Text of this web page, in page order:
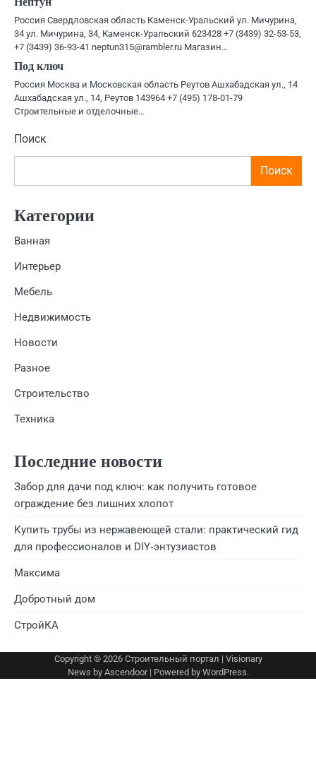
Россия Свердловская область Каменск-Уральский ул. Мичурина,
34 ул. Мичурина, 34, Каменск-Уральский 623428 +7 (3439) 32-53-53,
+7 (3439) 36-93-41 neptun315@rambler.ru Магазин…
Под ключ
Россия Москва и Московская область Реутов Ашхабадская ул., 14
Ашхабадская ул., 14, Реутов 143964 +7 (495) 178-01-79
Строительные и отделочные…
Поиск
Поиск
Категории
Ванная
Интерьер
Мебель
Недвижимость
Новости
Разное
Строительство
Техника
Последние новости
Забор для дачи под ключ: как получить готовое
ограждение без лишних хлопот
Купить трубы из нержавеющей стали: практический гид
для профессионалов и DIY‑энтузиастов
Максима
Добротный дом
СтройКА
Copyright © 2026 Строительный портал | Visionary
News by Ascendoor| Powered by WordPress.